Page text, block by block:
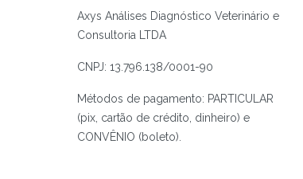
Axys Análises Diagnóstico Veterinário e
Consultoria LTDA
CNPJ: 13.796.138/0001-90
Métodos de pagamento: PARTICULAR
(pix, cartão de crédito, dinheiro) e
CONVÊNIO (boleto).